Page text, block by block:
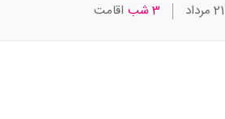
3 شب اقامت